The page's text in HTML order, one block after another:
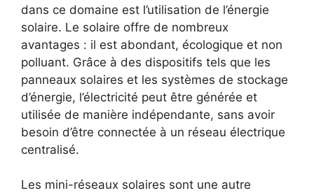
dans ce domaine est l’utilisation de l’énergie
‍solaire. Le solaire offre​ de nombreux
avantages ​: il est abondant, écologique et non
polluant. Grâce à des dispositifs tels que les
panneaux solaires⁣ et les systèmes de ⁢stockage
d’énergie, l’électricité⁤ peut être générée et
utilisée de manière indépendante, sans avoir
‌besoin d’être connectée à un réseau électrique
centralisé.
Les mini-réseaux solaires sont une ‍autre